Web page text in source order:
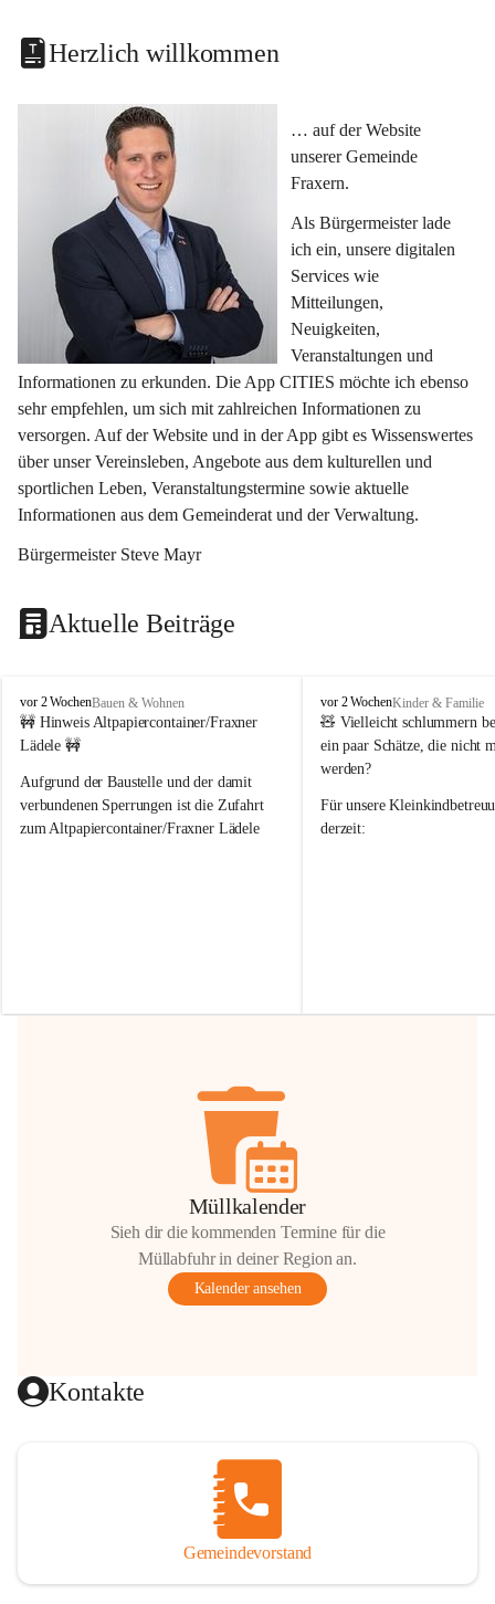
Herzlich willkommen
… auf der Website
unserer Gemeinde
Fraxern.
Als Bürgermeister lade
ich ein, unsere digitalen
Services wie
Mitteilungen,
Neuigkeiten,
Veranstaltungen und
Informationen zu erkunden. Die App CITIES möchte ich ebenso
sehr empfehlen, um sich mit zahlreichen Informationen zu
versorgen. Auf der Website und in der App gibt es Wissenswertes
über unser Vereinsleben, Angebote aus dem kulturellen und
sportlichen Leben, Veranstaltungstermine sowie aktuelle
Informationen aus dem Gemeinderat und der Verwaltung.
Bürgermeister Steve Mayr
Aktuelle Beiträge
F
r
a
e
r
n
vor 2 WochenBauen & Wohnen
🚧 Hinweis Altpapiercontainer/Fraxner
Lädele 🚧
Aufgrund der Baustelle und der damit
verbundenen Sperrungen ist die Zufahrt
zum Altpapiercontainer/Fraxner Lädele
Hilfsbereitschaft!
F
r
a
x
r
n
vor 2 WochenKinder & Familie
🧸 Vielleicht schlummern
ein paar Schätze, die nicht
werden?
Für unsere
derzeit:
Müllkalender
Sieh dir die kommenden Termine für die
Müllabfuhr in deiner Region an.
Kalender ansehen
Kontakte
Gemeindevorstand